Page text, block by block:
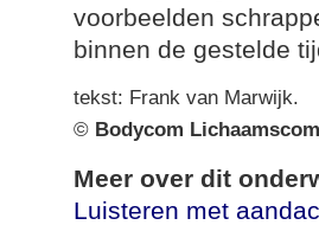
voorbeelden
binnen de gestelde
tekst: Frank van Marwijk.
© Bodycom
Meer over dit
Luisteren met